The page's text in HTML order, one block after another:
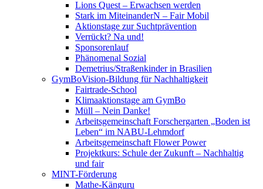
Lions Quest – Erwachsen werden
Stark im MiteinanderN – Fair Mobil
Aktionstage zur Suchtprävention
Verrückt? Na und!
Sponsorenlauf
Phänomenal Sozial
Demetrius/Straßenkinder in Brasilien
GymBoVision-Bildung für Nachhaltigkeit
Fairtrade-School
Klimaaktionstage am GymBo
Müll – Nein Danke!
Arbeitsgemeinschaft Forschergarten „Boden ist
Leben“ im NABU-Lehmdorf
Arbeitsgemeinschaft Flower Power
Projektkurs: Schule der Zukunft – Nachhaltig
und fair
MINT-Förderung
Mathe-Känguru